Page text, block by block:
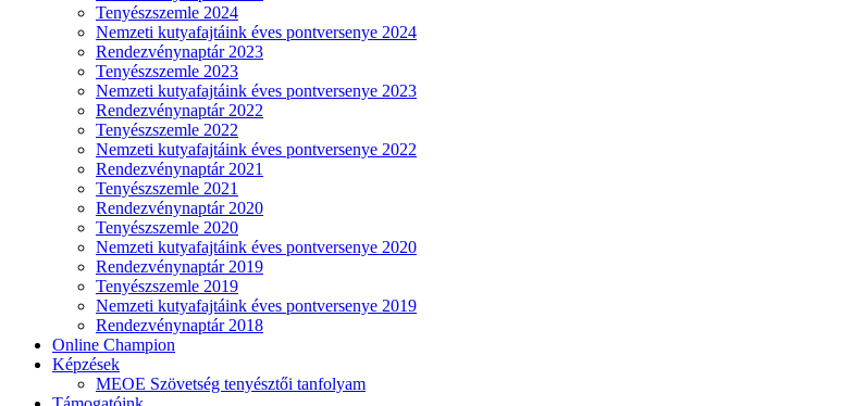
Tenyészszemle 2024
Nemzeti kutyafajtáink éves pontversenye 2024
Rendezvénynaptár 2023
Tenyészszemle 2023
Nemzeti kutyafajtáink éves pontversenye 2023
Rendezvénynaptár 2022
Tenyészszemle 2022
Nemzeti kutyafajtáink éves pontversenye 2022
Rendezvénynaptár 2021
Tenyészszemle 2021
Rendezvénynaptár 2020
Tenyészszemle 2020
Nemzeti kutyafajtáink éves pontversenye 2020
Rendezvénynaptár 2019
Tenyészszemle 2019
Nemzeti kutyafajtáink éves pontversenye 2019
Rendezvénynaptár 2018
Online Champion
Képzések
MEOE Szövetség tenyésztői tanfolyam